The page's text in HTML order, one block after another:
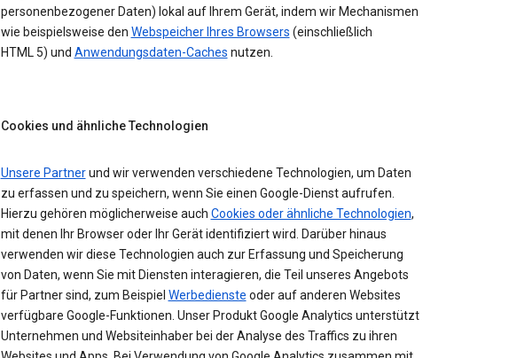
personenbezogener Daten) lokal auf Ihrem Gerät, indem wir Mechanismen
wie beispielsweise den Webspeicher Ihres Browsers (einschließlich
HTML 5) und Anwendungsdaten-Caches nutzen.
Cookies und ähnliche Technologien
Unsere Partnerund wir verwenden verschiedene Technologien, um Daten
zu erfassen und zu speichern, wenn Sie einen Google-Dienst aufrufen.
Hierzu gehören möglicherweise auch Cookies oder ähnliche Technologien,
mit denen Ihr Browser oder Ihr Gerät identifiziert wird. Darüber hinaus
verwenden wir diese Technologien auch zur Erfassung und Speicherung
von Daten, wenn Sie mit Diensten interagieren, die Teil unseres Angebots
für Partner sind, zum Beispiel Werbedienste oder auf anderen Websites
verfügbare Google-Funktionen. Unser Produkt Google Analytics unterstützt
Unternehmen und Websiteinhaber bei der Analyse des Traffics zu ihren